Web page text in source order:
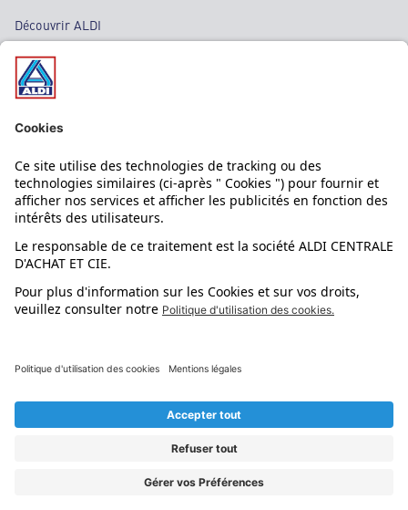
Découvrir ALDI
Nos bons plans
Nos rayons
Nos marques
Nos astuces
Évènements
L'application mobile